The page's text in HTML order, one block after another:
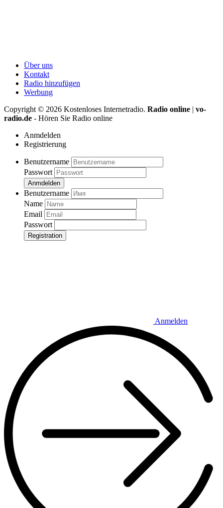
Über uns
Kontakt
Radio hinzufügen
Werbung
Copyright © 2026 Kostenloses Internetradio. Radio online | vo-
radio.de - Hören Sie Radio online
Anmdelden
Registrierung
Benutzername
Passwort
Anmdelden
Benutzername
Name
Email
Passwort
Registration
Anmelden